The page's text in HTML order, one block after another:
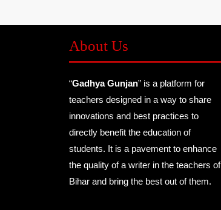
About Us
“Gadhya Gunjan” is a platform for
teachers designed in a way to share
innovations and best practices to
directly benefit the education of
students. It is a pavement to enhance
the quality of a writer in the teachers of
Bihar and bring the best out of them.